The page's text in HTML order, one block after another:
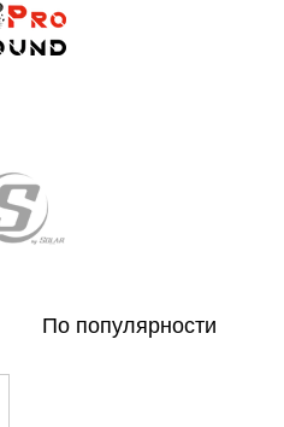
По популярности